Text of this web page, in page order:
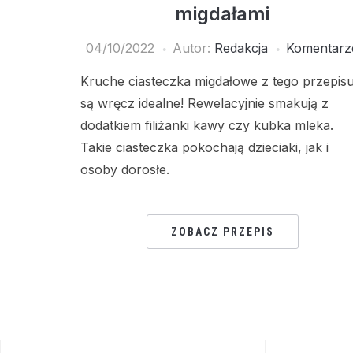
migdałami
04/10/2022 Autor: Redakcja
Kruche ciasteczka migdałowe z tego
są wręcz idealne! Rewelacyjnie smakują z
dodatkiem filiżanki kawy czy kubka mleka.
Takie ciasteczka pokochają dzieciaki, jak i
osoby dorosłe.
ZOBACZ PRZEPIS